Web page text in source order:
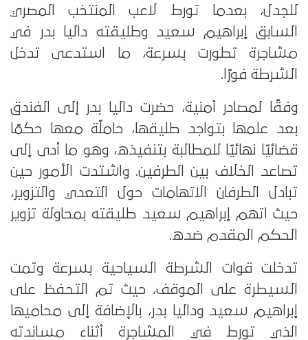
للجدل، بعدما تورط لاعب المنتخب المصري
السابق إبراهيم سعيد وطليقته داليا بدر في
مشاجرة تطورت بسرعة، ما استدعى تدخل
الشرطة فورًا.
وفقًا لمصادر أمنية، حضرت داليا بدر إلى الفندق
بعد علمها بتواجد طليقها، حاملًة معها حكمًا
قضائيًا نهائيًا للمطالبة بتنفيذه، وهو ما أدى إلى
تصاعد الخلاف بين الطرفين. واشتدت الأمور حين
تبادل الطرفان الاتهامات حول التعدي والتزوير،
حيث اتهم إبراهيم سعيد طليقته بمحاولة تزوير
الحكم المقدم ضده.
تدخلت قوات الشرطة السياحية بسرعة وتمت
السيطرة على الموقف، حيث تم التحفظ على
إبراهيم سعيد وداليا بدر، بالإضافة إلى محاميها
الذي تورط في المشاجرة أثناء مساندته